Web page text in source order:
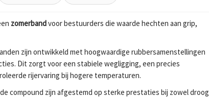
zomerbandvoor bestuurders die waarde hechten aan grip,
zijn ontwikkeld met hoogwaardige rubbersamenstellingen
Dit zorgt voor een stabiele wegligging, een precies
rijervaring bij hogere temperaturen.
compound zijn afgestemd op sterke prestaties bij zowel droog